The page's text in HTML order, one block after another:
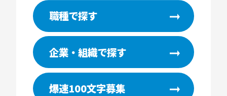
職種で探す
企業・組織で探す
爆速100文字募集